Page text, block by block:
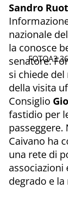
FOTOA3
Sandro
nazionale
la conosce
senatore.
si chiede
della visita
Consiglio
fastidio per
passeggere.
Caivano ha
una rete di
degrado e